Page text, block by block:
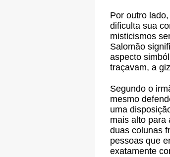
Por outro
dificulta sua
misticismos
Salomão
aspecto
traçavam, a
Segundo o
mesmo
uma
mais alto para
duas colunas
pessoas que
exatamente